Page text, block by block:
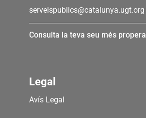
serveispublics@catalunya.ugt.org
Consulta la teva seu més propera
Legal
Avís Legal